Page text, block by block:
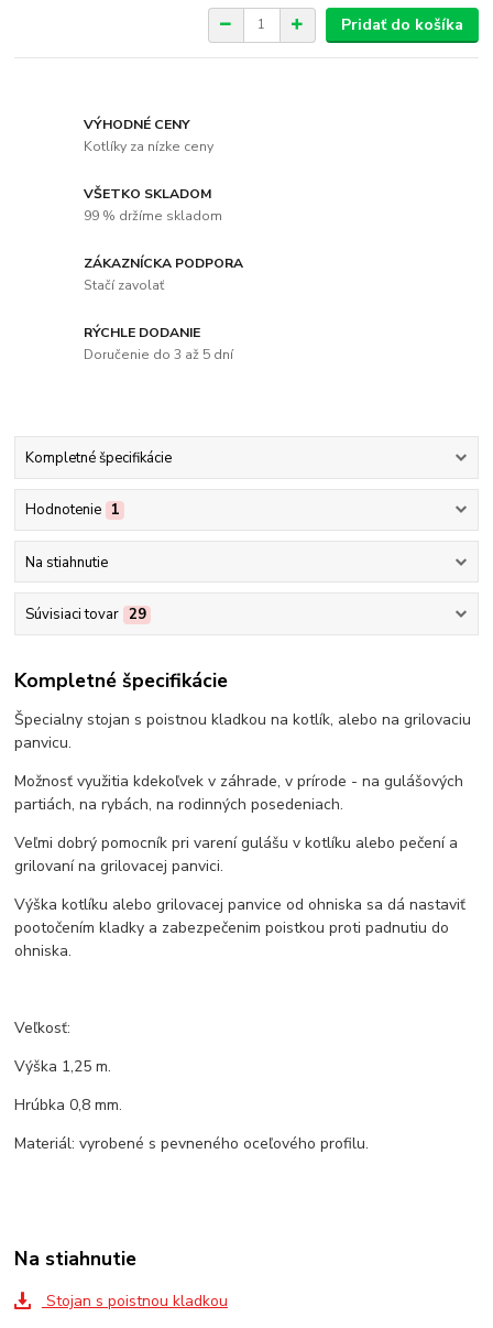
Pridať do košíka
VÝHODNÉ CENY
Kotlíky za nízke ceny
VŠETKO SKLADOM
99 % držíme skladom
ZÁKAZNÍCKA PODPORA
Stačí zavolať
RÝCHLE DODANIE
Doručenie do 3 až 5 dní
Kompletné špecifikácie
Hodnotenie 1
Na stiahnutie
Súvisiaci tovar 29
Kompletné špecifikácie
Špecialny stojan s poistnou kladkou na kotlík, alebo na grilovaciu
panvicu.
Možnosť využitia kdekoľvek v záhrade, v prírode - na gulášových
partiách, na rybách, na rodinných posedeniach.
Veľmi dobrý pomocník pri varení gulášu v kotlíku alebo pečení a
grilovaní na grilovacej panvici.
Výška kotlíku alebo grilovacej panvice od ohniska sa dá nastaviť
pootočením kladky a zabezpečenim poistkou proti padnutiu do
ohniska.
Veľkosť:
Výška 1,25 m.
Hrúbka 0,8 mm.
Materiál: vyrobené s pevneného oceľového profilu.
Na stiahnutie
Stojan s poistnou kladkou